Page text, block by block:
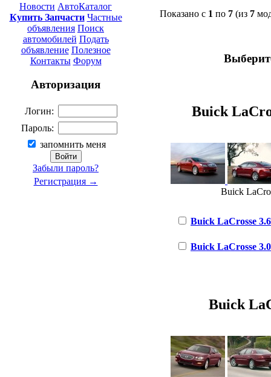
Новости АвтоКаталог
Купить Запчасти Частные
объявления Поиск
автомобилей Подать
объявление Полезное
Контакты Форум
Авторизация
Логин:
Пароль:
запомнить меня
Забыли пароль?
Регистрация →
Показано с 1 по 7(из 7
Buick
Buick
Buick LaCrosse
Buick LaCrosse
Buick